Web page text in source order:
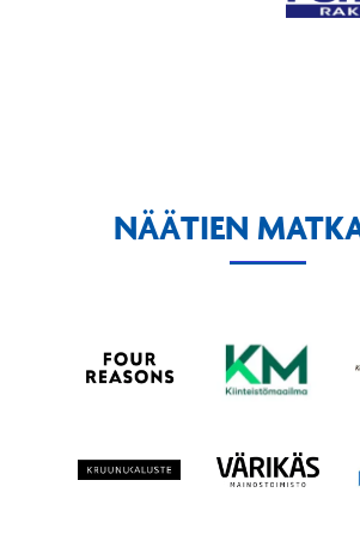
NÄÄTIEN